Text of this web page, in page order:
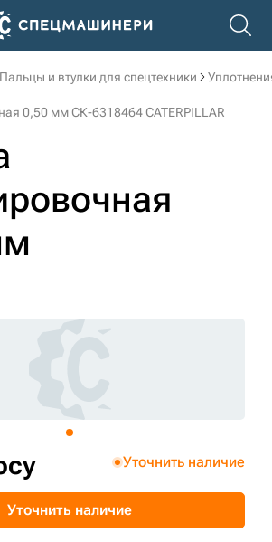
Пальцы и втулки для спецтехники
0,50 мм СК-6318464 CATERPILLAR
Уточнить наличие
Уточнить наличие